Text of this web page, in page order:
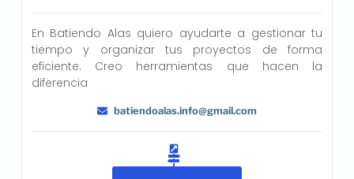
En Batiendo Alas quiero ayudarte a gestionar tu
tiempo y organizar tus proyectos de forma
eficiente. Creo herramientas que hacen la
diferencia
batiendoalas.info@gmail.com